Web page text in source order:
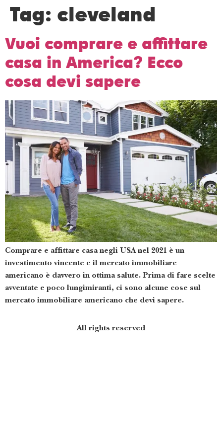
Tag: cleveland
Vuoi comprare e affittare
casa in America? Ecco
cosa devi sapere
Comprare e affittare casa negli USA nel 2021 è un
investimento vincente e il mercato immobiliare
americano è davvero in ottima salute. Prima di fare scelte
avventate e poco lungimiranti, ci sono alcune cose sul
mercato immobiliare americano che devi sapere.
All rights reserved